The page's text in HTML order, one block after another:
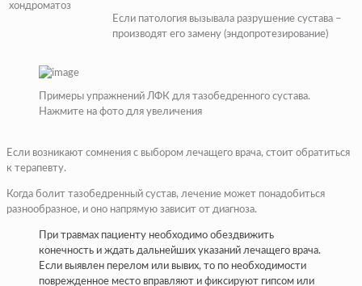
хондроматоз
Если патология вызывала разрушение сустава –
производят его замену (эндопротезирование)
Примеры упражнений ЛФК для тазобедренного сустава.
Нажмите на фото для увеличения
Если возникают сомнения с выбором лечащего врача, стоит обратиться
к терапевту.
Когда болит тазобедренный сустав, лечение может понадобиться
разнообразное, и оно напрямую зависит от диагноза.
При травмах пациенту необходимо обездвижить
конечность и ждать дальнейших указаний лечащего врача.
Если выявлен перелом или вывих, то по необходимости
поврежденное место вправляют и фиксируют гипсом или